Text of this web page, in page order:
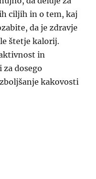
ciljih in o tem, kaj
da je zdravje
štetje kalorij.
in
dosego
kakovosti